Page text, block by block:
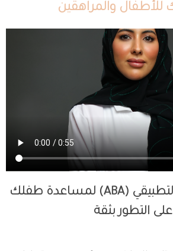
للأطفال والمراهقين
تحليل السلوك التطبيقي (ABA) لمساعدة طفلك
على التطور بثقة